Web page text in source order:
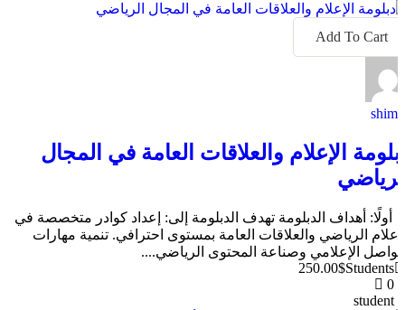
Add To Cart
الإعلام والعلاقات العامة في المجال
أولًا: أهداف الدبلومة تهدف الدبلومة إلى: إعداد كوادر متخصصة في
الرياضي والعلاقات العامة بمستوى احترافي. تنمية مهارات
الإعلامي وصناعة المحتوى الرياضي....
Students
0
student
250.00$